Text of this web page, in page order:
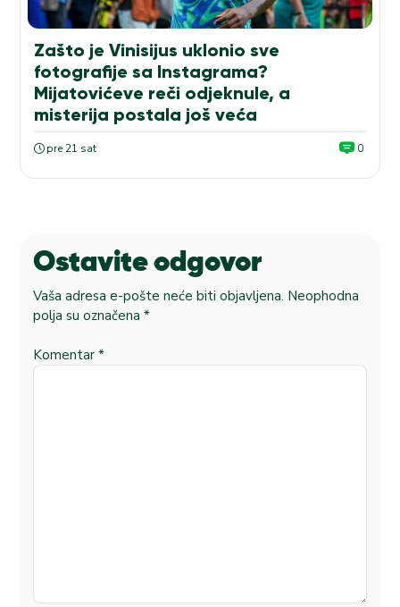
Zašto je Vinisijus uklonio sve
fotografije sa Instagrama?
Mijatovićeve reči odjeknule, a
misterija postala još veća
pre 21 sat 0
Ostavite odgovor
Vaša adresa e-pošte neće biti objavljena. Neophodna
polja su označena *
Komentar *